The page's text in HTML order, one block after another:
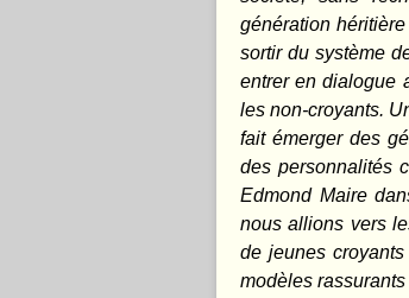
génération
sortir du système
entrer en dialogue
les non-croyants.
fait émerger des
des personnalités
Edmond Maire
nous allions vers
de jeunes
modèles